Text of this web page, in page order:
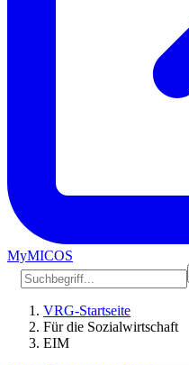
MyMICOS
VRG-Startseite
Für die Sozialwirtschaft
EIM